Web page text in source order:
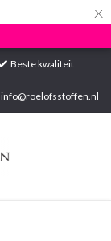
×
Beste kwaliteit
info@roelofsstoffen.nl